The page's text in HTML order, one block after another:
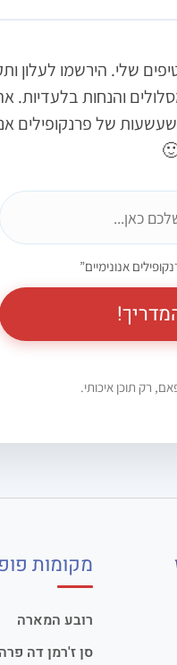
שלי. הירשמו לעלון
והנחות בלעדיות.
של פרנקופילים
אנונימיים”
רק תוכן איכותי.
מקומות
רובע המארה
סן ז'רמן דה